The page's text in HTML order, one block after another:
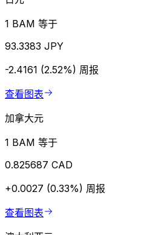
1 BAM 等于
93.3383 JPY
-2.4161 (2.52%) 周报
查看图表
加拿大元
1 BAM 等于
0.825687 CAD
+0.0027 (0.33%) 周报
查看图表